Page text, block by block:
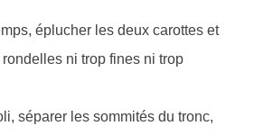
éplucher les deux carottes et
rondelles ni trop fines ni trop
séparer les sommités du tronc,